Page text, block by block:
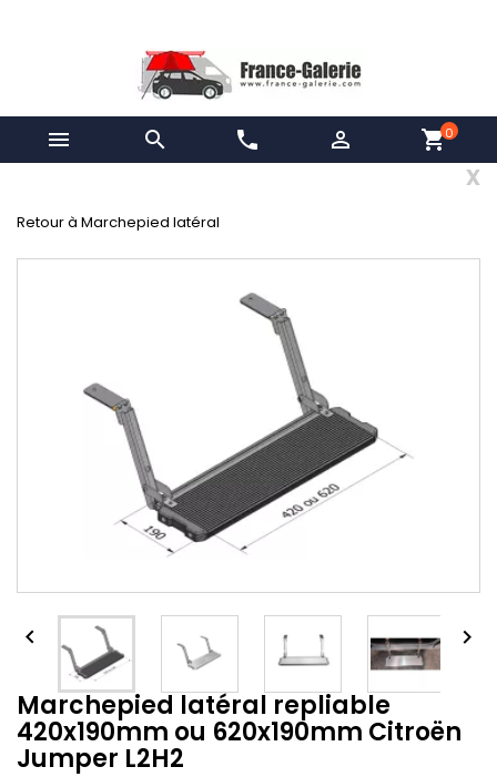
  phone  shopping_cart0
x
Retour à Marchepied latéral
 
Marchepied latéral repliable
420x190mm ou 620x190mm Citroën
Jumper L2H2